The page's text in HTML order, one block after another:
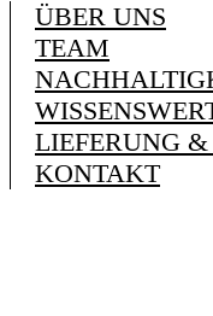
ÜBER UNS
TEAM
LIEFERUNG
KONTAKT